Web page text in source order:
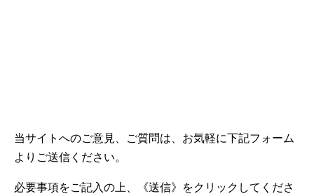
当サイトへのご意見、ご質問は、お気軽に下記フォーム
よりご送信ください。
必要事項をご記入の上、《送信》をクリックしてくださ